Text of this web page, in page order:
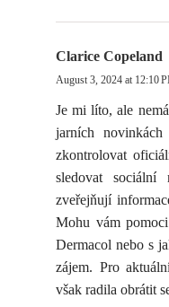
Clarice Copeland
August 3, 2024 at 12:10
Je mi líto, ale
jarních
zkontrolovat
sledovat
zveřejňují
Mohu vám
Dermacol nebo s
zájem. Pro
však radila obrátit